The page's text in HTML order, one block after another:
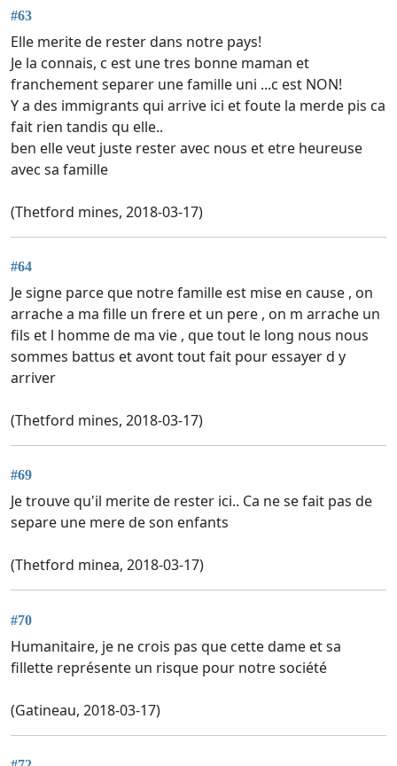
#63
Elle merite de rester dans notre pays!
Je la connais, c est une tres bonne maman et
franchement separer une famille uni ...c est NON!
Y a des immigrants qui arrive ici et foute la merde pis ca
fait rien tandis qu elle..
ben elle veut juste rester avec nous et etre heureuse
avec sa famille
(Thetford mines, 2018-03-17)
#64
Je signe parce que notre famille est mise en cause , on
arrache a ma fille un frere et un pere , on m arrache un
fils et l homme de ma vie , que tout le long nous nous
sommes battus et avont tout fait pour essayer d y
arriver
(Thetford mines, 2018-03-17)
#69
Je trouve qu'il merite de rester ici.. Ca ne se fait pas de
separe une mere de son enfants
(Thetford minea, 2018-03-17)
#70
Humanitaire, je ne crois pas que cette dame et sa
fillette représente un risque pour notre société
(Gatineau, 2018-03-17)